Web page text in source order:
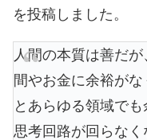
を投稿しました。
人間の本質は善だ
間やお金に余裕が
とあらゆる領域で
思考回路が回らな